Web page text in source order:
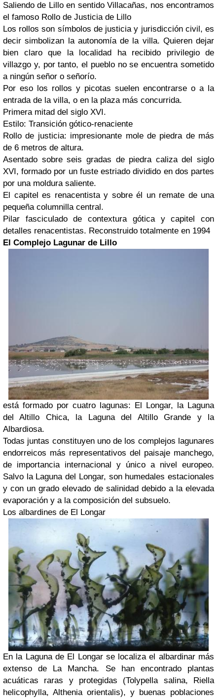
Saliendo de Lillo en sentido Villacañas, nos encontramos
el famoso Rollo de Justicia de Lillo
Los rollos son símbolos de justicia y jurisdicción civil, es
decir simbolizan la autonomía de la villa. Quieren dejar
bien claro que la localidad ha recibido privilegio de
villazgo y, por tanto, el pueblo no se encuentra sometido
a ningún señor o señorío.
Por eso los rollos y picotas suelen encontrarse o a la
entrada de la villa, o en la plaza más concurrida.
Primera mitad del siglo XVI.
Estilo: Transición gótico-renaciente
Rollo de justicia: impresionante mole de piedra de más
de 6 metros de altura.
Asentado sobre seis gradas de piedra caliza del siglo
XVI, formado por un fuste estriado dividido en dos partes
por una moldura saliente.
El capitel es renacentista y sobre él un remate de una
pequeña columnilla central.
Pilar fasciculado de contextura gótica y capitel con
detalles renacentistas. Reconstruido totalmente en 1994
El Complejo Lagunar de Lillo
está formado por cuatro lagunas: El Longar, la Laguna
del Altillo Chica, la Laguna del Altillo Grande y la
Albardiosa.
Todas juntas constituyen uno de los complejos lagunares
endorreicos más representativos del paisaje manchego,
de importancia internacional y único a nivel europeo.
Salvo la Laguna del Longar, son humedales estacionales
y con un grado elevado de salinidad debido a la elevada
evaporación y a la composición del subsuelo.
Los albardines de El Longar
En la Laguna de El Longar se localiza el albardinar más
extenso de La Mancha. Se han encontrado plantas
acuáticas raras y protegidas (Tolypella salina, Riella
helicophylla, Althenia orientalis), y buenas poblaciones